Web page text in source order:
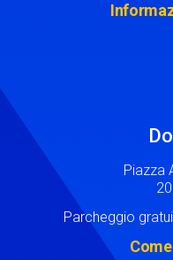
Piazza
Parcheggio